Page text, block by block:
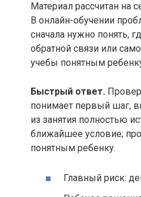
Материал рассчитан на
В онлайн-обучении
сначала нужно понять,
обратной связи или
учебы понятным
Быстрый ответ.
понимает первый шаг,
из занятия полностью
ближайшее условие;
понятным ребенку.
Главный риск: